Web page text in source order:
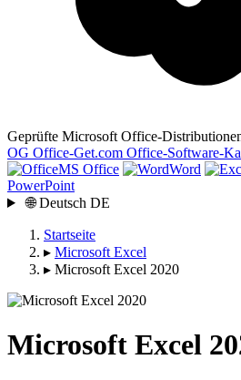
Geprüfte Microsoft Office-
OG Office-Get.com Office-Software-
MS Office
Word
PowerPoint
🌐 Deutsch DE
Startseite
▸ Microsoft Excel
▸ Microsoft Excel 2020
Microsoft Excel